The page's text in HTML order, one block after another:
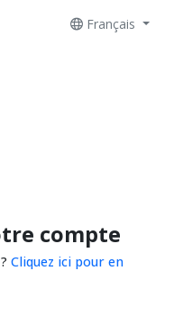
Français
compte
Cliquez ici pour en